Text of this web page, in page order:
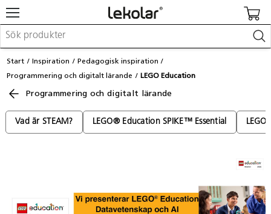
Möbler & inredning
Lekplatsutrustning & utemiljö
Leka
Barnvagnar & småbarnsartiklar
Skolförbrukning & kontorsmaterial
Start Inspiration
Pedagogisk inspiration
Programmering och digitalt lärande
LEGO Education
Programmering och digitalt lärande
Vad är STEAM? LEGO® Education SPIKE™ Essential